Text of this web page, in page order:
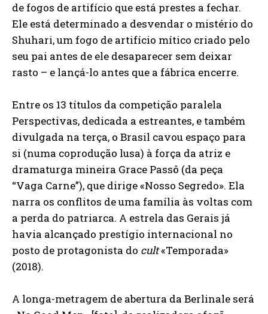
de fogos de artifício que está prestes a fechar.
Ele está determinado a desvendar o mistério do
Shuhari, um fogo de artifício mítico criado pelo
seu pai antes de ele desaparecer sem deixar
rasto – e lançá-lo antes que a fábrica encerre.
Entre os 13 títulos da competição paralela
Perspectivas, dedicada a estreantes, e também
divulgada na terça, o Brasil cavou espaço para
si (numa coprodução lusa) à força da atriz e
dramaturga mineira Grace Passô (da peça
“Vaga Carne”), que dirige «Nosso Segredo». Ela
narra os conflitos de uma família às voltas com
a perda do patriarca. A estrela das Gerais já
havia alcançado prestígio internacional no
posto de protagonista do cult«Temporada»
(2018).
A longa-metragem de abertura da Berlinale será